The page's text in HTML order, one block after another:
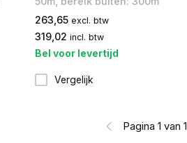
263,65 excl. btw
319,02 incl. btw
Bel voor levertijd
Vergelijk
Pagina 1 van 1